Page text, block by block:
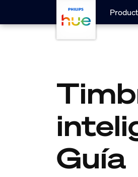
skip.to.main.content
Guía